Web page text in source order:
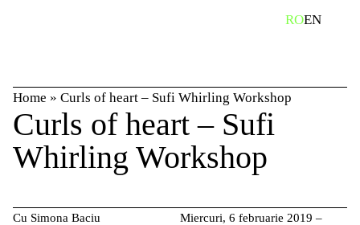
ROEN
Home » Curls of heart – Sufi Whirling Workshop
Curls of heart – Sufi
Whirling Workshop
Cu Simona Baciu
Miercuri, 6 februarie 2019 –